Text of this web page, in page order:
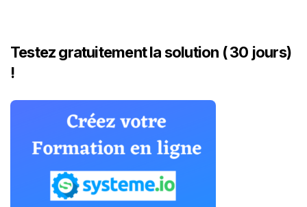
Testez gratuitement la solution ( 30 jours)
!